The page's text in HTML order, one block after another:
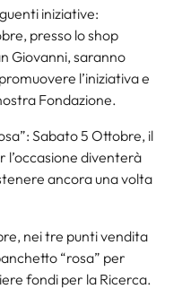
iniziative:
presso lo shop
Giovanni, saranno
l’iniziativa e
Fondazione.
Sabato 5 Ottobre, il
l’occasione diventerà
ancora una volta
nei tre punti vendita
“rosa” per
fondi per la Ricerca.